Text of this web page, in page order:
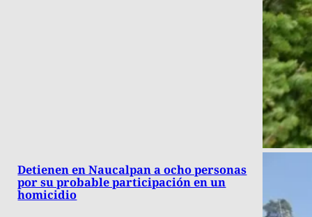
Detienen en Naucalpan a ocho personas
por su probable participación en un
homicidio